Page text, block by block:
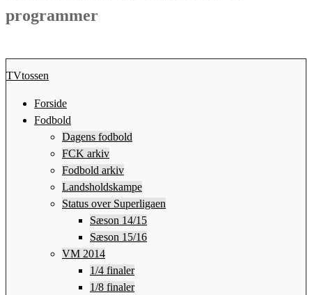
programmer
TVtossen
Forside
Fodbold
Dagens fodbold
FCK arkiv
Fodbold arkiv
Landsholdskampe
Status over Superligaen
Sæson 14/15
Sæson 15/16
VM 2014
1/4 finaler
1/8 finaler